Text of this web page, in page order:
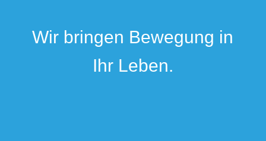
Wir bringen Bewegung in
Ihr Leben.